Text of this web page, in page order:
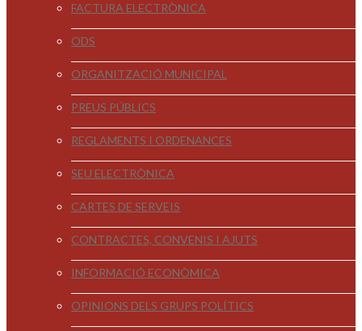
FACTURA ELECTRÒNICA
ODS
ORGANITZACIÓ MUNICIPAL
PREUS PÚBLICS
REGLAMENTS I ORDENANCES
SEU ELECTRÒNICA
CARTES DE SERVEIS
CONTRACTES, CONVENIS I AJUTS
INFORMACIÓ ECONÒMICA
OPINIONS DELS GRUPS POLÍTICS